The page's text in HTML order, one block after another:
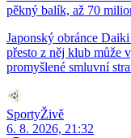
pěkný balík, až 70
Japonský obránce
přesto z něj klub může
promyšlené smluvní
SportyŽivě
6. 8. 2026, 21:32